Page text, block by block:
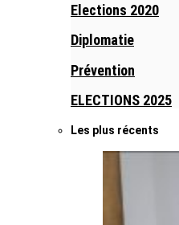
Elections 2020
Diplomatie
Prévention
ELECTIONS 2025
Les plus récents